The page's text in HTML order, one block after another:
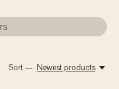
Sort — Newest products